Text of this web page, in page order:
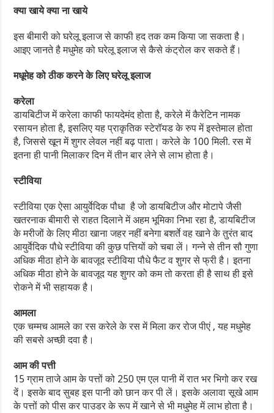
क्या खाये क्या ना खाये
इस बीमारी को घरेलू इलाज से काफी हद तक कम किया जा सकता है।
आइए जानते है मधुमेह को घरेलू इलाज से कैसे कंट्रोल कर सकते हैं।
मधूमेह को ठीक करने के लिए घरेलू इलाज
करेला
डायबिटीज में करेला काफी फायदेमंद होता है, करेले में कैरेटिन नामक
रसायन होता है, इसलिए यह प्राकृतिक स्टेरॉयड के रुप में इस्तेमाल होता
है, जिससे खून में शुगर लेवल नहीं बढ़ पाता। करेले के 100 मिली. रस में
इतना ही पानी मिलाकर दिन में तीन बार लेने से लाभ होता है।
स्टीविया
स्टीविया एक ऐसा आयुर्वेदिक पौधा है जो डायबिटीज और मोटापे जैसी
खतरनाक बीमारी से राहत दिलाने में अहम भूमिका निभा रहा है, डायबिटीज
के मरीजों के लिए मीठा खाना जहर नहीं बनेगा बशर्ते वह खाने के तुरंत बाद
आयुर्वेदिक पौधे स्टीविया की कुछ पत्तियों को चबा लें। गन्ने से तीन सौ गुणा
अधिक मीठा होने के बावजूद स्टीविया पौधे फैट व शुगर से फ्री है। इतना
अधिक मीठा होने के बावजूद यह शुगर को कम तो करता ही है साथ ही इसे
रोकने में भी सहायक है।
आमला
एक चम्मच आमले का रस करेले के रस में मिला कर रोज पीएं , यह मधुमेह
की सबसे अच्छी दवा है।
आम की पत्ती
15 ग्राम ताजे आम के पत्तों को 250 एम एल पानी में रात भर भिगो कर रख
दें। इसके बाद सुबह इस पानी को छान कर पी लें। इसके अलावा सूखे आम
के पत्तों को पीस कर पाउडर के रूप में खाने से भी मधुमेह में लाभ होता है।